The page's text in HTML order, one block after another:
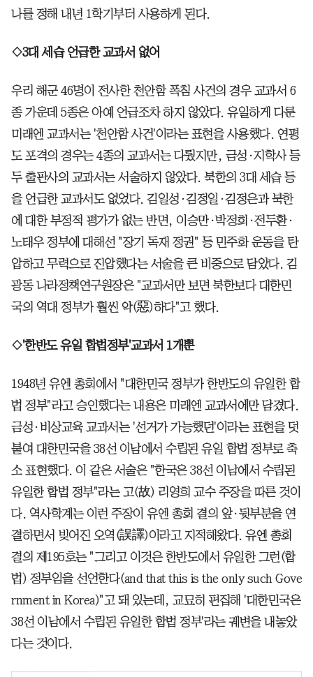
나를 정해 내년 1학기부터 사용하게 된다.
◇3대 세습 언급한 교과서 없어
우리 해군 46명이 전사한 천안함 폭침 사건의 경우 교과서 6
종 가운데 5종은 아예 언급조차 하지 않았다. 유일하게 다룬
미래엔 교과서는 '천안함 사건'이라는 표현을 사용했다. 연평
도 포격의 경우는 4종의 교과서는 다뤘지만, 금성·지학사 등
두 출판사의 교과서는 서술하지 않았다. 북한의 3대 세습 등
을 언급한 교과서도 없었다. 김일성·김정일·김정은과 북한
에 대한 부정적 평가가 없는 반면, 이승만·박정희·전두환·
노태우 정부에 대해선 "장기 독재 정권" 등 민주화 운동을 탄
압하고 무력으로 진압했다는 서술을 큰 비중으로 담았다. 김
광동 나라정책연구원장은 "교과서만 보면 북한보다 대한민
국의 역대 정부가 훨씬 악(惡)하다"고 했다.
◇'한반도 유일 합법정부'교과서 1개뿐
1948년 유엔 총회에서 "대한민국 정부가 한반도의 유일한 합
법 정부"라고 승인했다는 내용은 미래엔 교과서에만 담겼다.
금성·비상교육 교과서는 '선거가 가능했던'이라는 표현을 덧
붙여 대한민국을 38선 이남에서 수립된 유일 합법 정부로 축
소 표현했다. 이 같은 서술은 "한국은 38선 이남에서 수립된
유일한 합법 정부"라는 고(故) 리영희 교수 주장을 따른 것이
다. 역사학계는 이런 주장이 유엔 총회 결의 앞·뒷부분을 연
결하면서 빚어진 오역(誤譯)이라고 지적해왔다. 유엔 총회
결의 제195호는 "그리고 이것은 한반도에서 유일한 그런(합
법) 정부임을 선언한다(and that this is the only such Gove
rnment in Korea)"고 돼 있는데, 교묘히 편집해 '대한민국은
38선 이남에서 수립된 유일한 합법 정부'라는 궤변을 내놓았
다는 것이다.